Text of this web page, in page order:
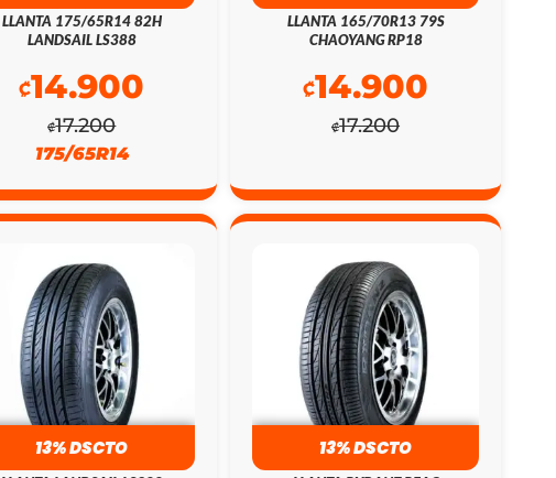
LLANTA 175/65R14 82H
LANDSAIL LS388
₡17.200
₡14.900
175/65R14
LLANTA 165/70R13 79S
CHAOYANG RP18
₡17.200
₡14.900
13% DSCTO 13% DSCTO